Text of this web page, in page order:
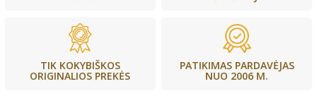
TIK KOKYBIŠKOS
ORIGINALIOS PREKĖS
PATIKIMAS PARDAVĖJAS
NUO 2006 M.